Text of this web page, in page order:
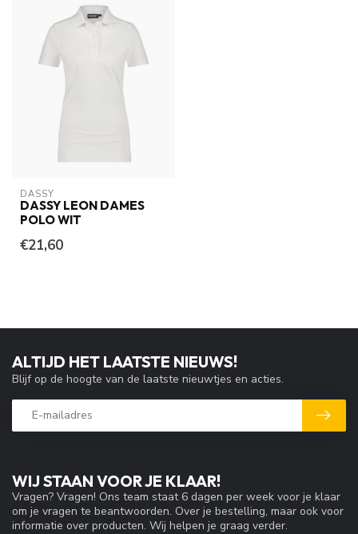
DASSY
DASSY LEON DAMES
POLO WIT
€21,60
WIJ STAAN VOOR JE KLAAR!
Vragen? Vragen! Ons team staat 6 dagen per week voor je klaar
om je vragen te beantwoorden. Over je bestelling, maar ook voor
informatie over producten. Wij helpen je graag verder.
ALTIJD HET LAATSTE NIEUWS!
Blijf op de hoogte van de laatste nieuwtjes en acties.